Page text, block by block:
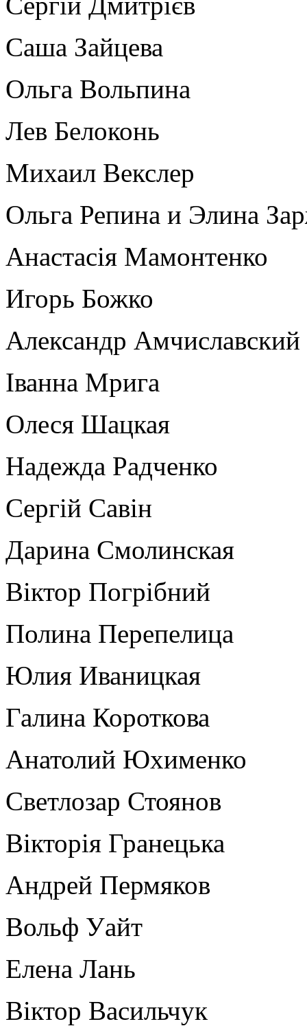
Саша Зайцева
Ольга Вольпина
Лев Белоконь
Михаил Векслер
Ольга Репина и Элина
Анастасія Мамонтенко
Игорь Божко
Александр Амчиславский
Іванна Мрига
Олеся Шацкая
Надежда Радченко
Сергій Савін
Дарина Смолинская
Віктор Погрібний
Полина Перепелица
Юлия Иваницкая
Галина Короткова
Анатолий Юхименко
Светлозар Стоянов
Вікторія Гранецька
Андрей Пермяков
Вольф Уайт
Елена Лань
Віктор Васильчук